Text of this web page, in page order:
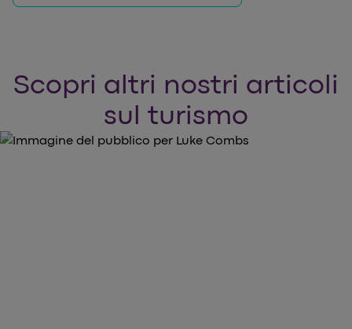
Scopri altri nostri articoli
sul turismo